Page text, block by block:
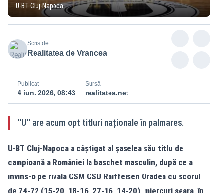
U-BT Cluj-Napoca
Scris de
Realitatea de Vrancea
Publicat
4 iun. 2026, 08:43
Sursă
realitatea.net
''U'' are acum opt titluri naționale în palmares.
U-BT Cluj-Napoca a câștigat al șaselea său titlu de
campioană a României la baschet masculin, după ce a
învins-o pe rivala CSM CSU Raiffeisen Oradea cu scorul
de 74-72 (15-20, 18-16, 27-16, 14-20), miercuri seara, în